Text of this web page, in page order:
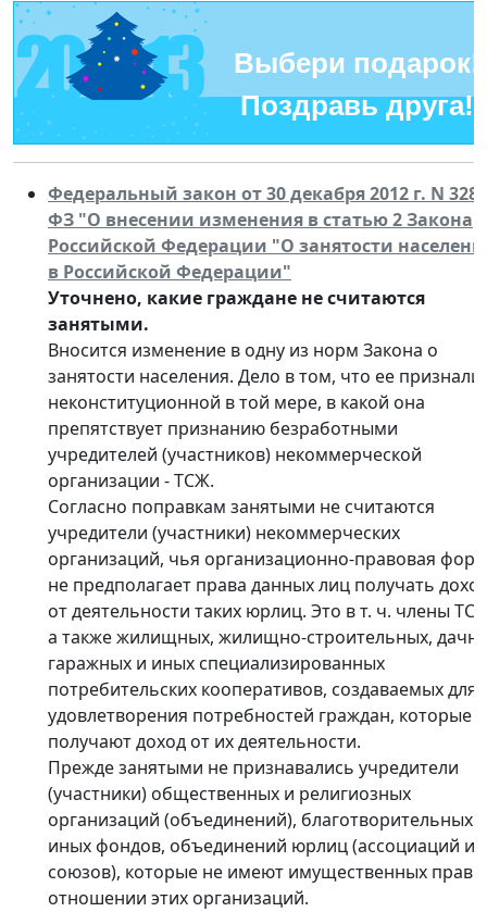
Выбери подарок!
Поздравь друга!
Федеральный закон от 30 декабря 2012 г. N 328-
ФЗ "О внесении изменения в статью 2 Закона
Российской Федерации "О занятости
в Российской Федерации"
Уточнено, какие граждане не считаются
занятыми.
Вносится изменение в одну из норм Закона о
занятости населения. Дело в том, что ее признали
неконституционной в той мере, в какой она
препятствует признанию безработными
учредителей (участников) некоммерческой
организации - ТСЖ.
Согласно поправкам занятыми не считаются
учредители (участники) некоммерческих
организаций, чья организационно-правовая
не предполагает права данных лиц получать
от деятельности таких юрлиц. Это в т. ч. члены
а также жилищных, жилищно-строительных,
гаражных и иных специализированных
потребительских кооперативов, создаваемых для
удовлетворения потребностей граждан, которые
получают доход от их деятельности.
Прежде занятыми не признавались учредители
(участники) общественных и религиозных
организаций (объединений), благотворительных и
иных фондов, объединений юрлиц (ассоциаций и
союзов), которые не имеют имущественных прав в
отношении этих организаций.